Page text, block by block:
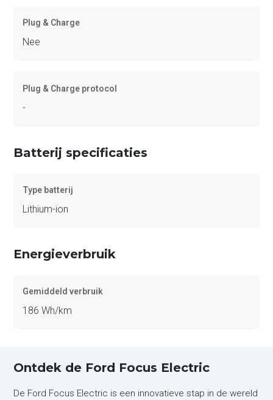
Plug & Charge
Nee
Plug & Charge protocol
-
Batterij specificaties
Type batterij
Lithium-ion
Energieverbruik
Gemiddeld verbruik
186 Wh/km
Ontdek de Ford Focus Electric
De Ford Focus Electric is een innovatieve stap in de wereld